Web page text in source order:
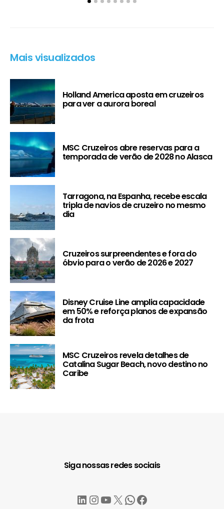
Mais visualizados
Holland America aposta em cruzeiros
para ver a aurora boreal
MSC Cruzeiros abre reservas para a
temporada de verão de 2028 no Alasca
Tarragona, na Espanha, recebe escala
tripla de navios de cruzeiro no mesmo
dia
Cruzeiros surpreendentes e fora do
óbvio para o verão de 2026 e 2027
Disney Cruise Line amplia capacidade
em 50% e reforça planos de expansão
da frota
MSC Cruzeiros revela detalhes de
Catalina Sugar Beach, novo destino no
Caribe
Siga nossas redes sociais
LinkedIn
Instagram
YouTube
X WhatsApp
Facebook